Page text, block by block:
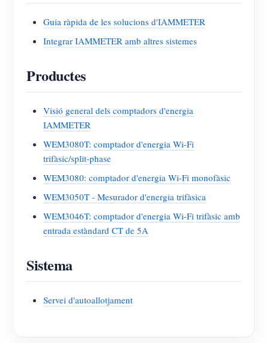
Guia ràpida de les solucions d'IAMMETER
Integrar IAMMETER amb altres sistemes
Productes
Visió general dels comptadors d'energia
IAMMETER
WEM3080T: comptador d'energia Wi-Fi
trifàsic/split-phase
WEM3080: comptador d'energia Wi-Fi monofàsic
WEM3050T - Mesurador d'energia trifàsica
WEM3046T: comptador d'energia Wi-Fi trifàsic amb
entrada estàndard CT de 5A
Sistema
Servei d'autoallotjament